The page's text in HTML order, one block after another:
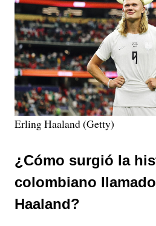
Erling Haaland (Getty)
¿Cómo surgió la
colombiano
Haaland?